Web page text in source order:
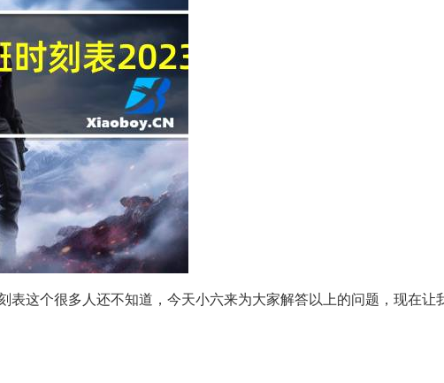
表这个很多人还不知道，今天小六来为大家解答以上的问题，现在让